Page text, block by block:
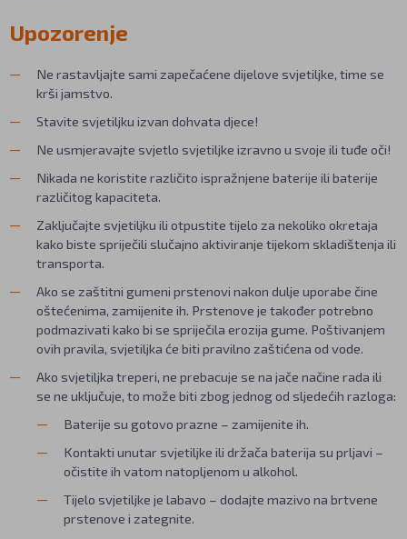
Upozorenje
Ne rastavljajte sami zapečaćene dijelove svjetiljke, time se
krši jamstvo.
Stavite svjetiljku izvan dohvata djece!
Ne usmjeravajte svjetlo svjetiljke izravno u svoje ili tuđe oči!
Nikada ne koristite različito ispražnjene baterije ili baterije
različitog kapaciteta.
Zaključajte svjetiljku ili otpustite tijelo za nekoliko okretaja
kako biste spriječili slučajno aktiviranje tijekom skladištenja ili
transporta.
Ako se zaštitni gumeni prstenovi nakon dulje uporabe čine
oštećenima, zamijenite ih. Prstenove je također potrebno
podmazivati kako bi se spriječila erozija gume. Poštivanjem
ovih pravila, svjetiljka će biti pravilno zaštićena od vode.
Ako svjetiljka treperi, ne prebacuje se na jače načine rada ili
se ne uključuje, to može biti zbog jednog od sljedećih razloga:
Baterije su gotovo prazne – zamijenite ih.
Kontakti unutar svjetiljke ili držača baterija su prljavi –
očistite ih vatom natopljenom u alkohol.
Tijelo svjetiljke je labavo – dodajte mazivo na brtvene
prstenove i zategnite.